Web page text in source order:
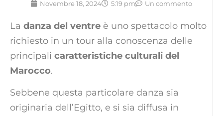
Novembre 18, 2024 5:19 pm Un commento
La danza del ventre è uno spettacolo molto
richiesto in un tour alla conoscenza delle
principali caratteristiche culturali del
Marocco.
Sebbene questa particolare danza sia
originaria dell’Egitto, e si sia diffusa in